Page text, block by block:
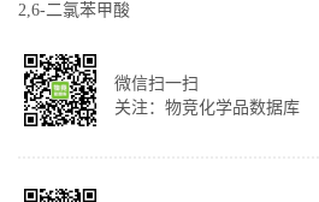
2,6-二氯苯甲酸
微信扫一扫
关注：物竞化学品数据库